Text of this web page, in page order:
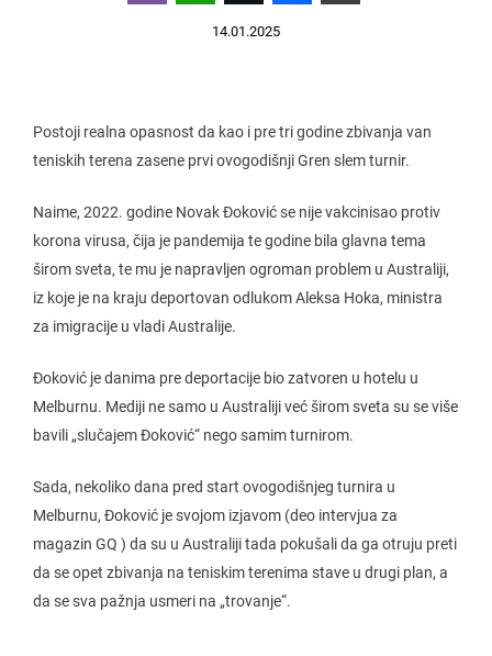
14.01.2025
Postoji realna opasnost da kao i pre tri godine zbivanja van
teniskih terena zasene prvi ovogodišnji Gren slem turnir.
Naime, 2022. godine Novak Đoković se nije vakcinisao protiv
korona virusa, čija je pandemija te godine bila glavna tema
širom sveta, te mu je napravljen ogroman problem u Australiji,
iz koje je na kraju deportovan odlukom Aleksa Hoka, ministra
za imigracije u vladi Australije.
Đoković je danima pre deportacije bio zatvoren u hotelu u
Melburnu. Mediji ne samo u Australiji već širom sveta su se više
bavili „slučajem Đoković“ nego samim turnirom.
Sada, nekoliko dana pred start ovogodišnjeg turnira u
Melburnu, Đoković je svojom izjavom (deo intervjua za
magazin GQ ) da su u Australiji tada pokušali da ga otruju preti
da se opet zbivanja na teniskim terenima stave u drugi plan, a
da se sva pažnja usmeri na „trovanje“.